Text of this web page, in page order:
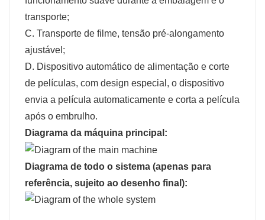
transporte;
C. Transporte de filme, tensão pré-alongamento
ajustável;
D. Dispositivo automático de alimentação e corte
de películas, com design especial, o dispositivo
envia a película automaticamente e corta a película
após o embrulho.
Diagrama da máquina principal :
Diagrama de todo o sistema (apenas para
referência, sujeito ao desenho final):